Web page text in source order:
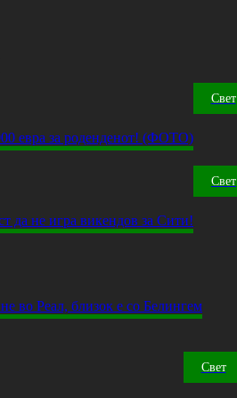
Свет
Свет
Свет